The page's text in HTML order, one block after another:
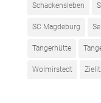
Schackensleben
SC Magdeburg
Tangerhütte
Wolmirstedt